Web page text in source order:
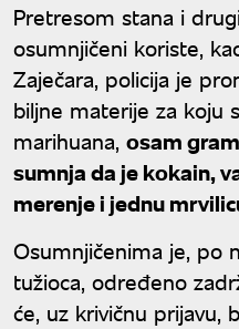
Pretresom stana i
osumnjičeni koriste,
Zaječara, policija je
biljne materije za koju
marihuana, osam
sumnja da je kokain,
merenje i jednu
Osumnjičenima je, po
tužioca, određeno
će, uz krivičnu prijavu,